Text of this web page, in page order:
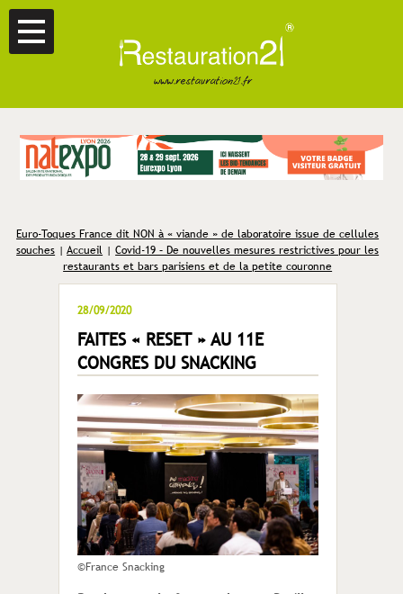
Euro-Toques France dit NON à « viande » de laboratoire issue de cellules
souches |Accueil |Covid-19 – De nouvelles mesures restrictives pour les
restaurants et bars parisiens et de la petite couronne
28/09/2020
FAITES « RESET » AU 11E
CONGRES DU SNACKING
©France Snacking